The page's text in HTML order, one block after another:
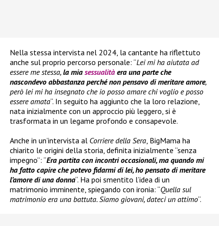
Nella stessa intervista nel 2024, la cantante ha riflettuto
anche sul proprio percorso personale: “Lei mi ha aiutata ad
essere me stessa, la mia sessualità era una parte che
nascondevo abbastanza perché non pensavo di meritare amore,
però lei mi ha insegnato che io posso amare chi voglio e posso
essere amata“. In seguito ha aggiunto che la loro relazione,
nata inizialmente con un approccio più leggero, si è
trasformata in un legame profondo e consapevole.
Anche in un’intervista al Corriere della Sera , BigMama ha
chiarito le origini della storia, definita inizialmente “senza
impegno”: “Era partita con incontri occasionali, ma quando mi
ha fatto capire che potevo fidarmi di lei, ho pensato di meritare
l’amore di una donna“. Ha poi smentito l’idea di un
matrimonio imminente, spiegando con ironia: “Quella sul
matrimonio era una battuta. Siamo giovani, dateci un attimo“.